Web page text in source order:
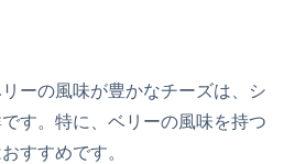
ーの風味が豊かなチーズは、シ
す。特に、ベリーの風味を持つ
すすめです。